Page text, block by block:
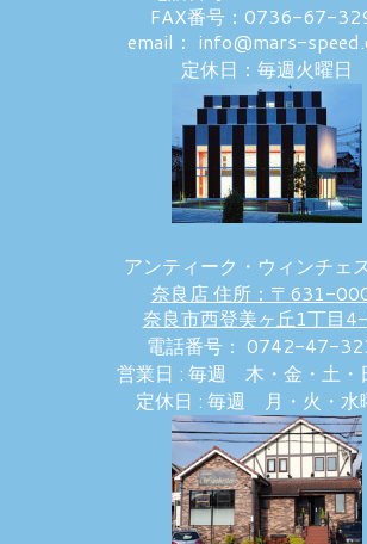
FAX番号：0736-67-
email： info@mars-
定休日：毎週火曜日
アンティーク・ウィンチェ
奈良店 住所：〒631-
奈良市西登美ヶ丘1丁目
電話番号： 0742-47-
営業日 : 毎週 木・金・土・
定休日 : 毎週 月・火・水